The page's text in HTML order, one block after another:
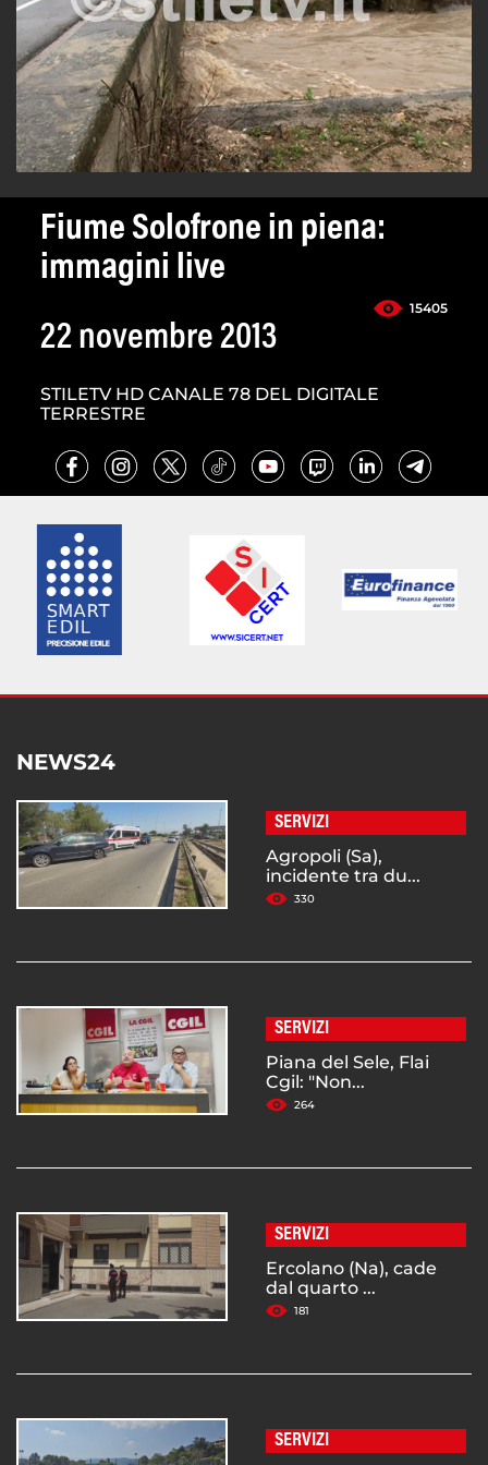
Fiume Solofrone in piena:
immagini live
15405
22 novembre 2013
STILETV HD CANALE 78 DEL DIGITALE
TERRESTRE
NEWS24
SERVIZI
Agropoli (Sa),
incidente tra du...
330
SERVIZI
Piana del Sele, Flai
Cgil: "Non...
264
SERVIZI
Ercolano (Na), cade
dal quarto ...
181
SERVIZI